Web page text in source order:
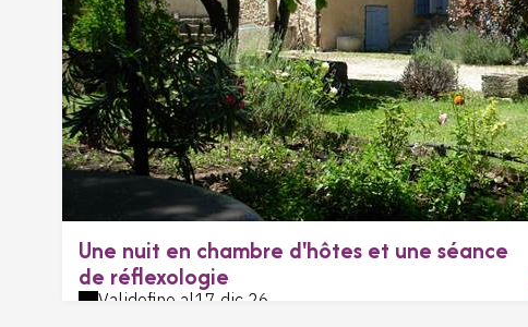
Une nuit en chambre d'hôtes et une séance
de réflexologie
Validofino al17 dic 26